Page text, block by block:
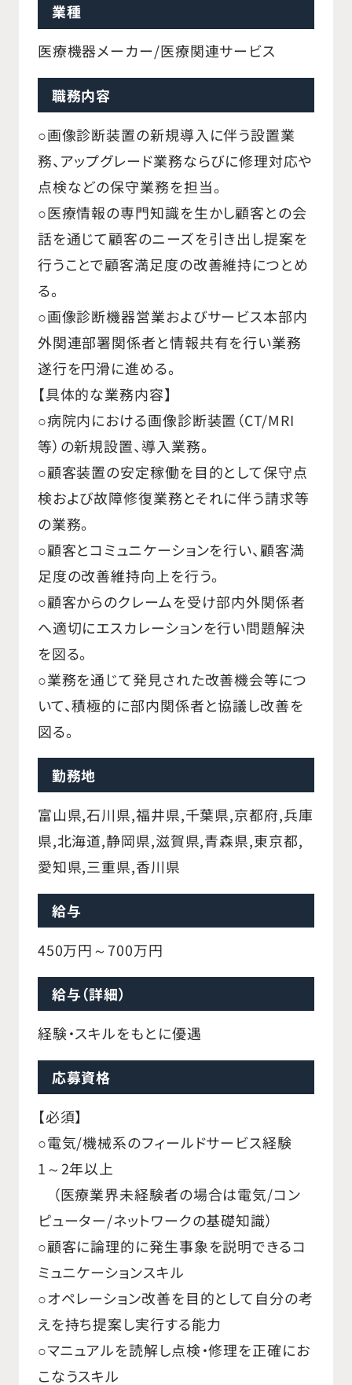
業種
医療機器メーカー/医療関連サービス
職務内容
○画像診断装置の新規導入に伴う設置業
務、アップグレード業務ならびに修理対応や
点検などの保守業務を担当。
○医療情報の専門知識を生かし顧客との会
話を通じて顧客のニーズを引き出し提案を
行うことで顧客満足度の改善維持につとめ
る。
○画像診断機器営業およびサービス本部内
外関連部署関係者と情報共有を行い業務
遂行を円滑に進める。
【具体的な業務内容】
○病院内における画像診断装置（CT/MRI
等）の新規設置、導入業務。
○顧客装置の安定稼働を目的として保守点
検および故障修復業務とそれに伴う請求等
の業務。
○顧客とコミュニケーションを行い、顧客満
足度の改善維持向上を行う。
○顧客からのクレームを受け部内外関係者
へ適切にエスカレーションを行い問題解決
を図る。
○業務を通じて発見された改善機会等につ
いて、積極的に部内関係者と協議し改善を
図る。
勤務地
富山県,石川県,福井県,千葉県,京都府,兵庫
県,北海道,静岡県,滋賀県,青森県,東京都,
愛知県,三重県,香川県
給与
450万円～700万円
給与（詳細）
経験・スキルをもとに優遇
応募資格
【必須】
○電気/機械系のフィールドサービス経験
1～2年以上
（医療業界未経験者の場合は電気/コン
ピューター/ネットワークの基礎知識）
○顧客に論理的に発生事象を説明できるコ
ミュニケーションスキル
○オペレーション改善を目的として自分の考
えを持ち提案し実行する能力
○マニュアルを読解し点検・修理を正確にお
こなうスキル